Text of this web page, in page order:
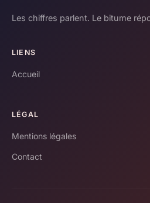
Les chiffres parlent. Le bitume
LIENS
Accueil
LÉGAL
Mentions légales
Contact